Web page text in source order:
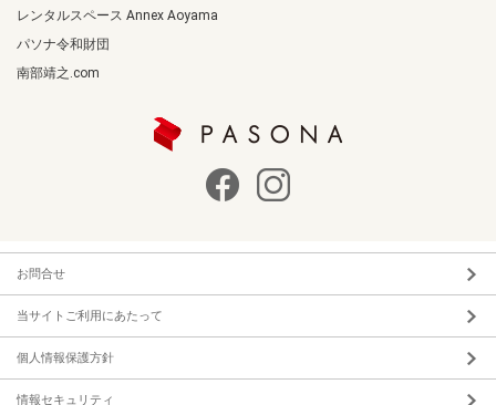
レンタルスペース Annex Aoyama
パソナ令和財団
南部靖之.com
お問合せ
当サイトご利用にあたって
個人情報保護方針
情報セキュリティ